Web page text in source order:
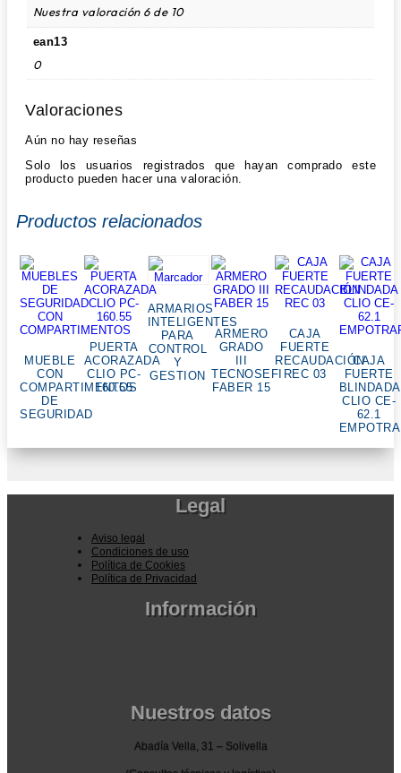
Nuestra valoración 6 de 10
ean13
0
Valoraciones
Aún no hay reseñas
Solo los usuarios registrados que hayan comprado este
producto pueden hacer una valoración.
Productos relacionados
MUEBLE
CON
COMPARTIMENTOS
DE
SEGURIDAD
PUERTA
ACORAZADA
CLIO PC-
160.55
ARMARIOS
INTELIGENTES
PARA
CONTROL
Y
GESTION
ARMERO
GRADO
TECNOSEFI
FABER 15
CAJA
FUERTE
RECAUDACIÓN
REC 03
CAJA
FUERTE
BLINDADA
CLIO CE-
62.1
Legal
Aviso legal
Condiciones de uso
Política de Cookies
Política de Privacidad
Información
Nuestros datos
Abadía Vella, 31 – Solivella